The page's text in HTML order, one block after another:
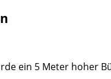
ein 5 Meter hoher